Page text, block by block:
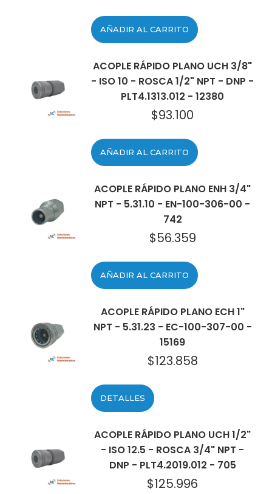
AÑADIR AL CARRITO
ACOPLE RÁPIDO PLANO UCH 3/8"
- ISO 10 - ROSCA 1/2" NPT - DNP -
PLT4.1313.012 - 12380
$93.100
AÑADIR AL CARRITO
ACOPLE RÁPIDO PLANO ENH 3/4"
NPT - 5.31.10 - EN-100-306-00 -
742
$56.359
AÑADIR AL CARRITO
ACOPLE RÁPIDO PLANO ECH 1"
NPT - 5.31.23 - EC-100-307-00 -
15169
$123.858
DETALLES
ACOPLE RÁPIDO PLANO UCH 1/2"
- ISO 12.5 - ROSCA 3/4" NPT -
DNP - PLT4.2019.012 - 705
$125.996